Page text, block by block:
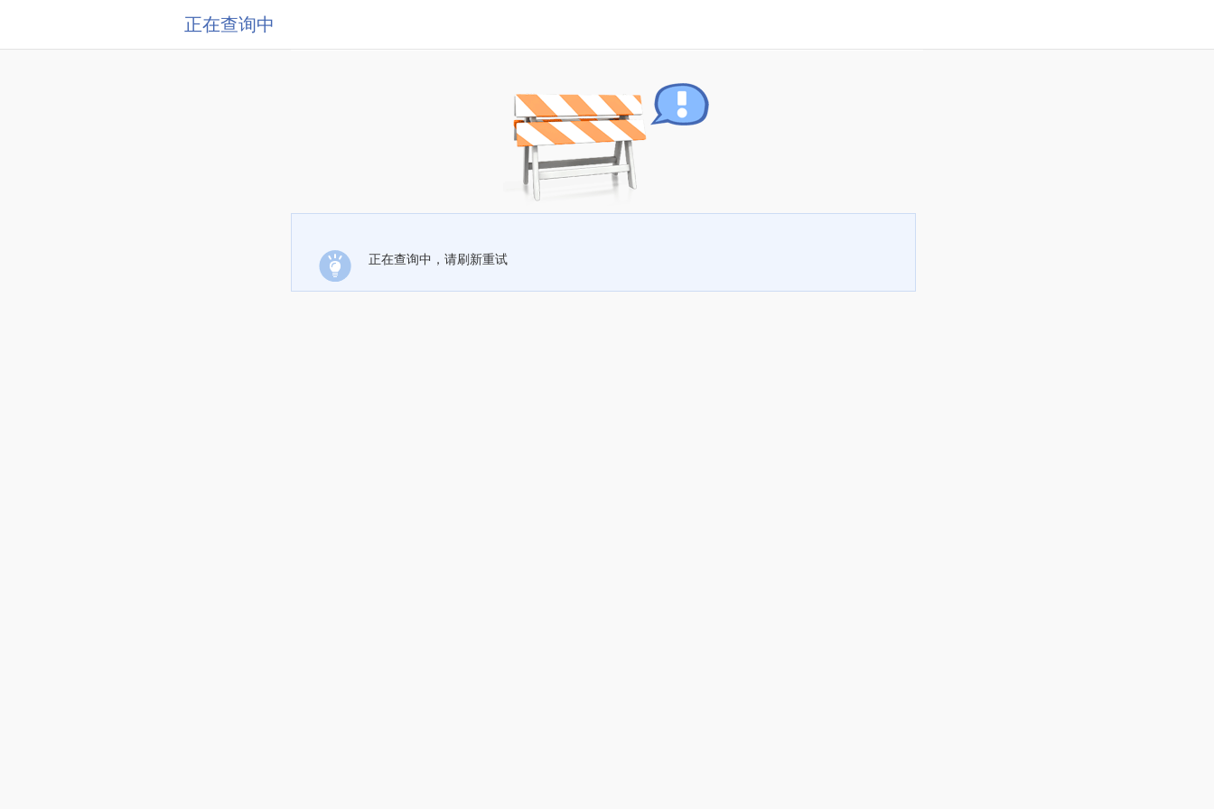
正在查询中
正在查询中，请刷新重试